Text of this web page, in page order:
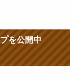
を公開中